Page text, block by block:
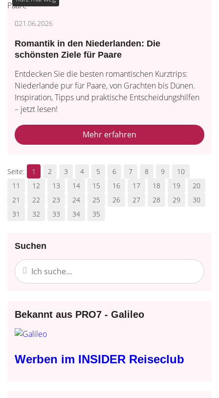
21.06.2026
Romantik in den Niederlanden: Die
schönsten Ziele für Paare
Entdecken Sie die besten romantischen Kurztrips:
Niederlande pur für Paare, von Grachten bis Dünen.
Inspiration, Tipps und praktische Entscheidungshilfen
– jetzt lesen!
Mehr erfahren
1 2 3 4 5 6 7 8 9
10
11
12 13 14 15 16 17 18 19
20
21
22 23 24 25 26 27 28 29
30
31
32 33 34 35
Suchen
Bekannt aus PRO7 - Galileo
Werben im INSIDER Reiseclub